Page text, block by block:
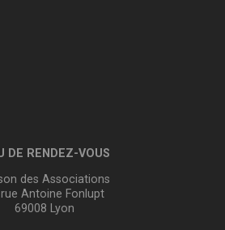
DE RENDEZ-VOUS
des Associations
Antoine Fonlupt
69008 Lyon